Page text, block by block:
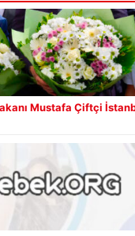
Mustafa Çiftçi